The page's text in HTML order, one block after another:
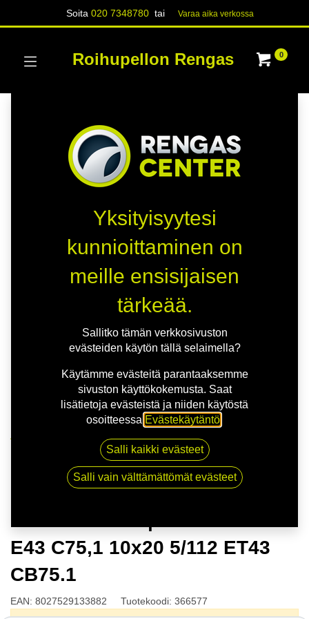
Soita020 7348780 tai Varaa aika verk​​​​ossa
Roihupellon Rengas 0
OZ HYPER GT | 10X20 5-112 E43 C75,1 10x20 5/112
ET43 CB75.1
E43 C75,1 10x20 5/112 ET43
CB75.1
EAN: 8027529133882 Tuotekoodi: 366577
Yksityisyytesi
kunnioittaminen on
meille ensisijaisen
tärkeää.
Sallitko tämän verkkosivuston
evästeiden käytön tällä selaimella?
Käytämme evästeitä parantaaksemme
sivuston käyttökokemusta. Saat
lisätietoja evästeistä ja niiden käytöstä
osoitteessa Evästekäytäntö
Salli kaikki evästeet
Salli vain välttämättömät evästeet